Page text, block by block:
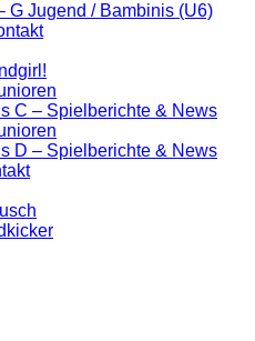
G Jugend / Bambinis (U6)
C – Spielberichte & News
D – Spielberichte & News